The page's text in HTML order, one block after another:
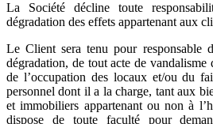
La Société décline toute
dégradation des effets appartenant aux
Le Client sera tenu pour responsable
dégradation, de tout acte de
de l’occupation des locaux et/ou du
personnel dont il a la charge, tant aux
et immobiliers appartenant ou non à
dispose de toute faculté pour